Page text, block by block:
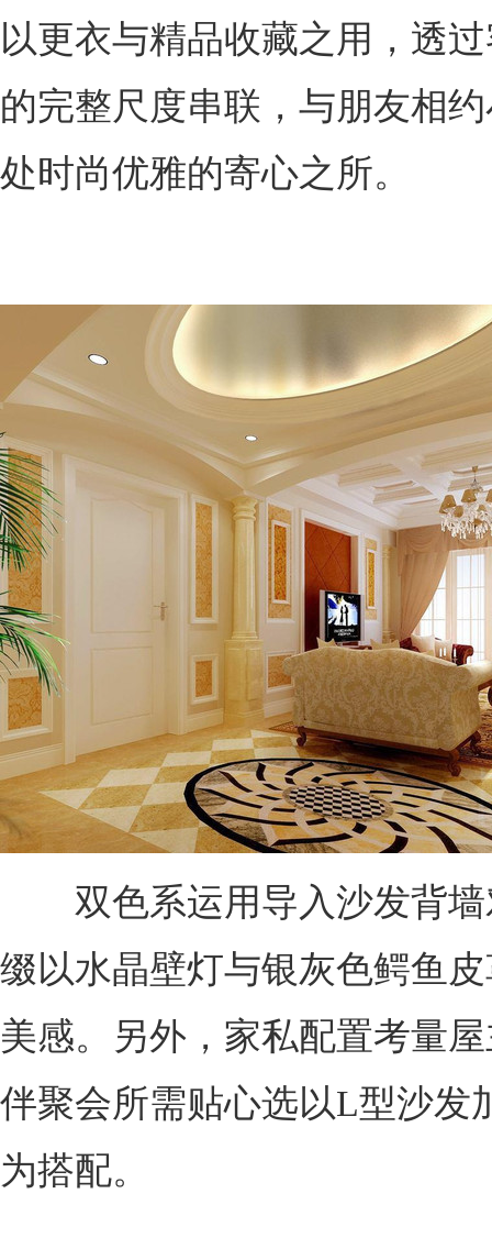
以更衣与精品收藏之用，透
的完整尺度串联，与朋友相
处时尚优雅的寄心之所。
双色系运用导入沙发背墙
缀以水晶壁灯与银灰色鳄鱼
美感。另外，家私配置考量
伴聚会所需贴心选以L型沙发
为搭配。